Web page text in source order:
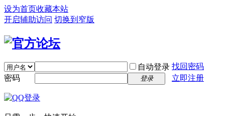
设为首页收藏本站
开启辅助访问 切换到窄版
自动登录 找回密码
密码
登录 立即注册